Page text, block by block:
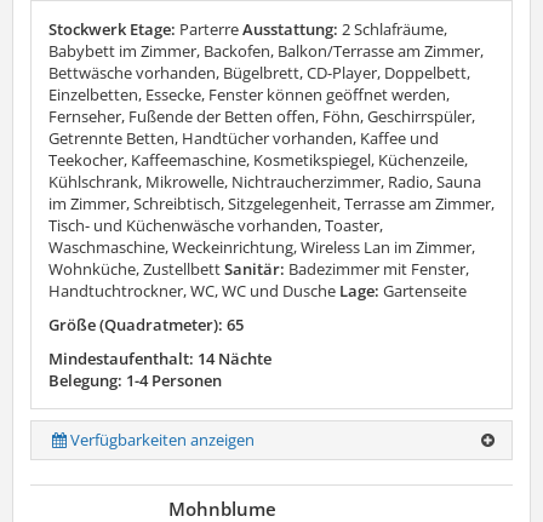
Stockwerk Etage: ParterreAusstattung: 2 Schlafräume,
Babybett im Zimmer, Backofen, Balkon/Terrasse am Zimmer,
Bettwäsche vorhanden, Bügelbrett, CD-Player, Doppelbett,
Einzelbetten, Essecke, Fenster können geöffnet werden,
Fernseher, Fußende der Betten offen, Föhn, Geschirrspüler,
Getrennte Betten, Handtücher vorhanden, Kaffee und
Teekocher, Kaffeemaschine, Kosmetikspiegel, Küchenzeile,
Kühlschrank, Mikrowelle, Nichtraucherzimmer, Radio, Sauna
im Zimmer, Schreibtisch, Sitzgelegenheit, Terrasse am Zimmer,
Tisch- und Küchenwäsche vorhanden, Toaster,
Waschmaschine, Weckeinrichtung, Wireless Lan im Zimmer,
Wohnküche, ZustellbettSanitär: Badezimmer mit Fenster,
Handtuchtrockner, WC, WC und Dusche Lage: Gartenseite
Größe (Quadratmeter): 65
Mindestaufenthalt: 14 Nächte
Belegung: 1-4 Personen
Verfügbarkeiten anzeigen
Mohnblume